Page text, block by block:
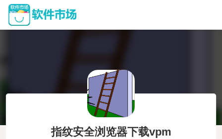
指纹安全浏览器下载vpm